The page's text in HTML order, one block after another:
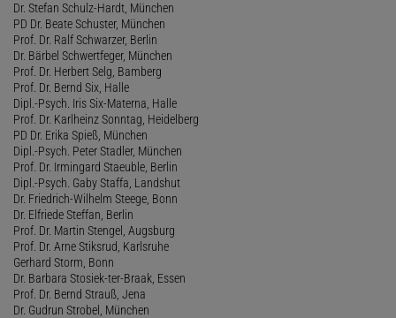
Dr. Stefan Schulz-Hardt, München
PD Dr. Beate Schuster, München
Prof. Dr. Ralf Schwarzer, Berlin
Dr. Bärbel Schwertfeger, München
Prof. Dr. Herbert Selg, Bamberg
Prof. Dr. Bernd Six, Halle
Dipl.-Psych. Iris Six-Materna, Halle
Prof. Dr. Karlheinz Sonntag, Heidelberg
PD Dr. Erika Spieß, München
Dipl.-Psych. Peter Stadler, München
Prof. Dr. Irmingard Staeuble, Berlin
Dipl.-Psych. Gaby Staffa, Landshut
Dr. Friedrich-Wilhelm Steege, Bonn
Dr. Elfriede Steffan, Berlin
Prof. Dr. Martin Stengel, Augsburg
Prof. Dr. Arne Stiksrud, Karlsruhe
Gerhard Storm, Bonn
Dr. Barbara Stosiek-ter-Braak, Essen
Prof. Dr. Bernd Strauß, Jena
Dr. Gudrun Strobel, München